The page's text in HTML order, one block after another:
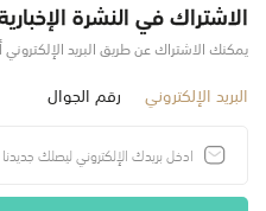
الاشتراك في النشرة
يمكنك الاشتراك عن طريق البريد الإلكتروني
البريد الإلكتروني رقم الجوال